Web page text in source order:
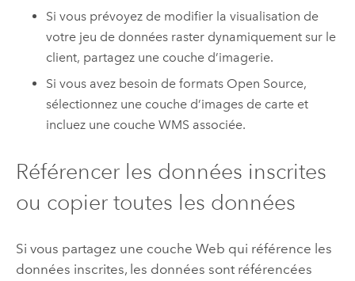
Si vous prévoyez de modifier la visualisation de
votre jeu de données raster dynamiquement sur le
client, partagez une couche d’imagerie.
Si vous avez besoin de formats Open Source,
sélectionnez une couche d’images de carte et
incluez une couche WMS associée.
Référencer les données inscrites
ou copier toutes les données
Si vous partagez une couche Web qui référence les
données inscrites, les données sont référencées